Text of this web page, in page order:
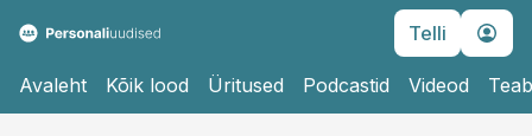
Telli
Avaleht Kõik lood Üritused Podcastid Videod